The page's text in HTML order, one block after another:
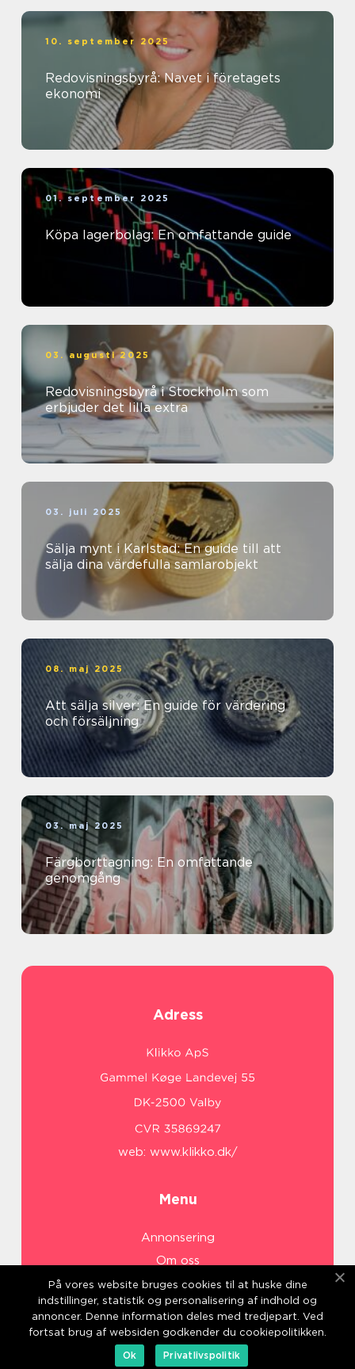
10. september 2025
Redovisningsbyrå: Navet i företagets
ekonomi
01. september 2025
Köpa lagerbolag: En omfattande guide
03. augusti 2025
Redovisningsbyrå i Stockholm som
erbjuder det lilla extra
03. juli 2025
Sälja mynt i Karlstad: En guide till att
sälja dina värdefulla samlarobjekt
08. maj 2025
Att sälja silver: En guide för värdering
och försäljning
03. maj 2025
Färgborttagning: En omfattande
genomgång
Adress
web: www.klikko.dk/
Menu
Annonsering
Om oss
Cookies
Kontakta oss
Sitemap
På vores website bruges cookies til at huske dine
indstillinger, statistik og personalisering af indhold og
annoncer. Denne information deles med tredjepart. Ved
fortsat brug af websiden godkender du cookiepolitikken.
Ok
Privatlivspolitik